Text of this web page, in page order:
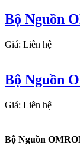
Bộ Nguồn
Giá: Liên hệ
Bộ Nguồn
Giá: Liên hệ
Bộ Nguồn